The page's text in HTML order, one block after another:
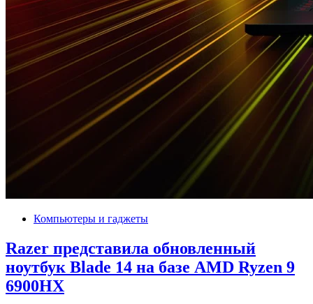
Компьютеры и гаджеты
Razer представила обновленный
ноутбук Blade 14 на базе AMD Ryzen 9
6900HX